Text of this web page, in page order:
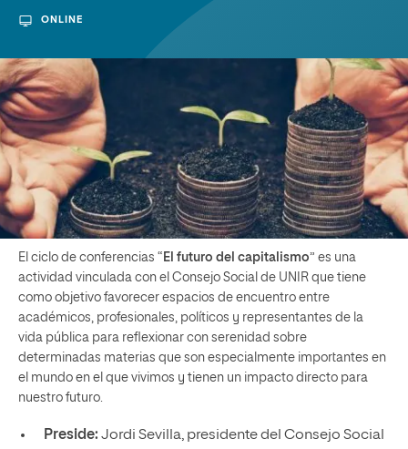
ONLINE
El ciclo de conferencias “ El futuro del capitalismo” es una
actividad vinculada con el Consejo Social de UNIR que tiene
como objetivo favorecer espacios de encuentro entre
académicos, profesionales, políticos y representantes de la
vida pública para reflexionar con serenidad sobre
determinadas materias que son especialmente importantes en
el mundo en el que vivimos y tienen un impacto directo para
nuestro futuro.
Preside: Jordi Sevilla, presidente del Consejo Social